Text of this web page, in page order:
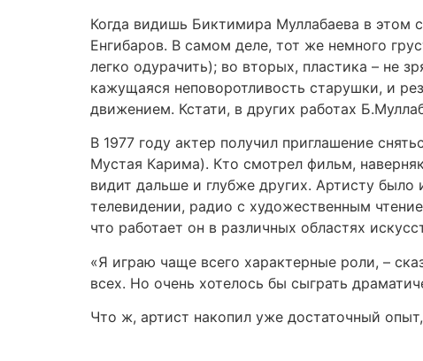
Когда видишь Биктимира Муллабаева в этом
Енгибаров. В самом деле, тот же немного
легко одурачить); во вторых, пластика – не
кажущаяся неповоротливость старушки, и
движением. Кстати, в других работах
В 1977 году актер получил приглашение
Мустая Карима). Кто смотрел фильм,
видит дальше и глубже других. Артисту
телевидении, радио с художественным
что работает он в различных областях
«Я играю чаще всего характерные роли, –
всех. Но очень хотелось бы сыграть
Что ж, артист накопил уже достаточный